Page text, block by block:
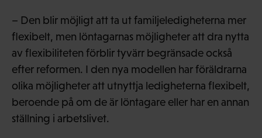
– Den blir möjligt att ta ut familjeledigheterna mer
flexibelt, men löntagarnas möjligheter att dra nytta
av flexibiliteten förblir tyvärr begränsade också
efter reformen. I den nya modellen har föräldrarna
olika möjligheter att utnyttja ledigheterna flexibelt,
beroende på om de är löntagare eller har en annan
ställning i arbetslivet.